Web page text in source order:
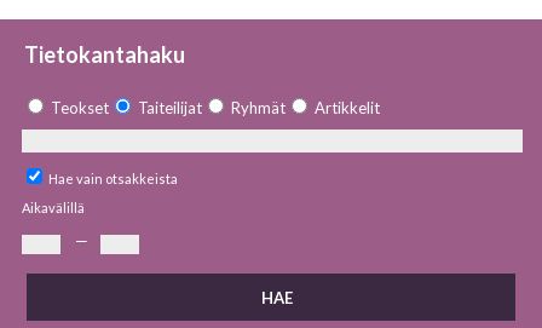
Tietokantahaku
Teokset Taiteilijat Ryhmät Artikkelit
Hae vain otsakkeista
Aikavälillä
—